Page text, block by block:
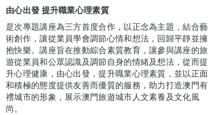
由心出發 提升職業心理素質
是次專題講座為三方首度合作，以正念為主題，結合藝
術創作，讓從業員學會調節心情和想法，回歸平靜並擁
抱快樂。講座旨在推動綜合素質教育，讓參與講座的旅
遊從業員和公眾認識及調節自身的情緒及想法，從而提
升心理健康，由心出發，提升職業心理素質，並以正面
和積極的態度提供友善而優質的服務，助力打造澳門有
禮城市的形象，展示澳門旅遊城市人文素養及文化風
尚。